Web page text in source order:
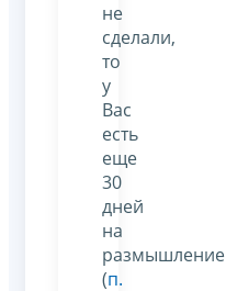
не
сделали,
то
у
Вас
есть
еще
30
дней
на
размышление
(п.